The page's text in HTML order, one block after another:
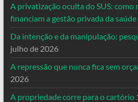
A privatização oculta do SUS: como
financiam a gestão privada da saúde
Da intenção e da manipulação:
julho de 2026
A repressão que nunca fica sem
2026
A propriedade corre para o cartório